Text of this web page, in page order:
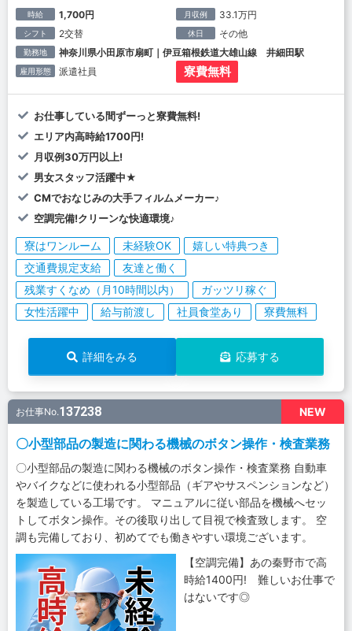
時給 1,700円 月収例 33.1万円
シフト 2交替 休日 その他
勤務地 神奈川県小田原市扇町｜伊豆箱根鉄道大雄山線 井細田駅
雇用形態 派遣社員 寮費無料
お仕事している間ずーっと寮費無料!
エリア内高時給1700円!
月収例30万円以上!
男女スタッフ活躍中★
CMでおなじみの大手フィルムメーカー♪
空調完備!クリーンな快適環境♪
寮はワンルーム 未経験OK
嬉しい特典つき
交通費規定支給
友達と働く
残業すくなめ（月10時間以内）
ガッツリ稼ぐ
女性活躍中
給与前渡し 社員食堂あり 寮費無料
詳細をみる 応募する
NEW
お仕事No.137238
〇小型部品の製造に関わる機械のボタン操作・検査業務
〇小型部品の製造に関わる機械のボタン操作・検査業務 自動車
やバイクなどに使われる小型部品（ギアやサスペンションなど）
を製造している工場です。 マニュアルに従い部品を機械へセッ
トしてボタン操作。その後取り出して目視で検査致します。 空
調も完備しており、初めてでも働きやすい環境ございます。
【空調完備】あの秦野市で高
時給1400円! 難しいお仕事で
はないです◎